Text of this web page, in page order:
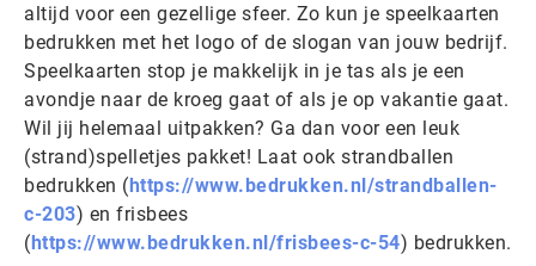
altijd voor een gezellige sfeer. Zo kun je speelkaarten
bedrukken met het logo of de slogan van jouw bedrijf.
Speelkaarten stop je makkelijk in je tas als je een
avondje naar de kroeg gaat of als je op vakantie gaat.
Wil jij helemaal uitpakken? Ga dan voor een leuk
(strand)spelletjes pakket! Laat ook strandballen
bedrukken (https://www.bedrukken.nl/strandballen-
c-203) en frisbees
(https://www.bedrukken.nl/frisbees-c-54) bedrukken.